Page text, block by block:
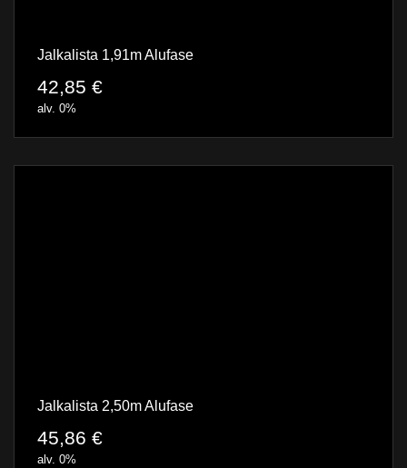
Jalkalista 1,91m Alufase
42,85 €
alv. 0%
Jalkalista 2,50m Alufase
45,86 €
alv. 0%